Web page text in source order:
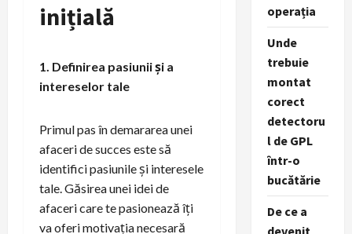
inițială
1. Definirea pasiunii și a
intereselor tale
Primul pas în demararea unei
afaceri de succes este să
identifici pasiunile și interesele
tale. Găsirea unei idei de
afaceri care te pasionează îți
va oferi motivația necesară
operația
Unde
trebuie
montat
corect
detectoru
l de GPL
într-o
bucătărie
De ce a
devenit